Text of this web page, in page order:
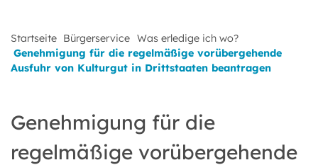
Startseite Bürgerservice Was erledige ich wo?
Genehmigung für die regelmäßige vorübergehende
Ausfuhr von Kulturgut in Drittstaaten beantragen
Genehmigung für die
regelmäßige vorübergehende